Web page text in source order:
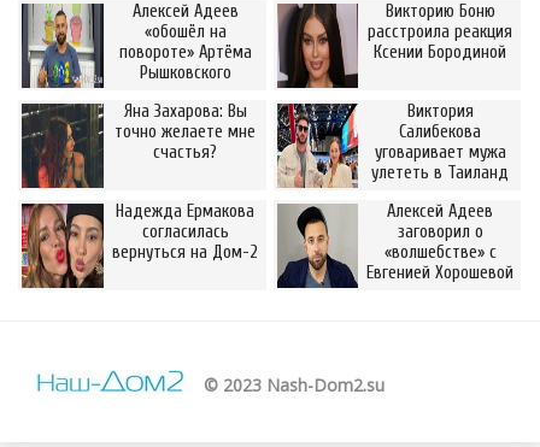
Алексей Адеев
«обошёл на
повороте» Артёма
Рышковского
Викторию Боню
расстроила реакция
Ксении Бородиной
Яна Захарова: Вы
точно желаете мне
счастья?
Виктория
Салибекова
уговаривает мужа
улететь в Таиланд
Надежда Ермакова
согласилась
вернуться на Дом-2
Алексей Адеев
заговорил о
«волшебстве» с
Евгенией Хорошевой
© 2023 Nash-Dom2.su